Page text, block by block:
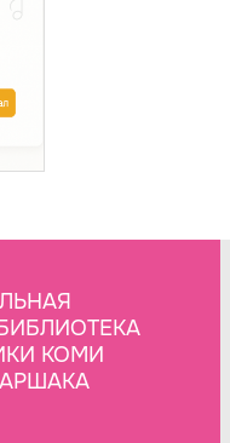
КОМИ